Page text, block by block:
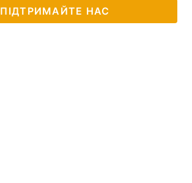
ПІДТРИМАЙТЕ НАС